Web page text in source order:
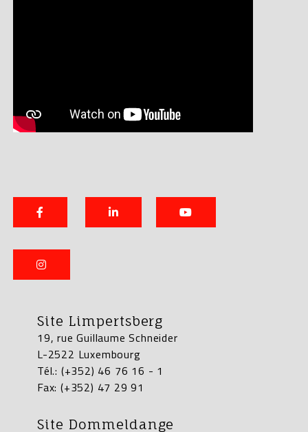
Site Limpertsberg
19, rue Guillaume Schneider
L-2522 Luxembourg
Tél.: (+352) 46 76 16 - 1
Fax: (+352) 47 29 91
Site Dommeldange